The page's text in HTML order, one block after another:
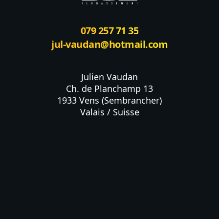
079 257 71 35
jul-vaudan@hotmail.com
Julien Vaudan
Ch. de Planchamp 13
1933 Vens (Sembrancher)
Valais / Suisse